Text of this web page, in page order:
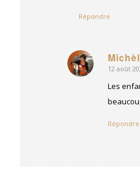
Répondre
dit
12 août
Les
Répondre